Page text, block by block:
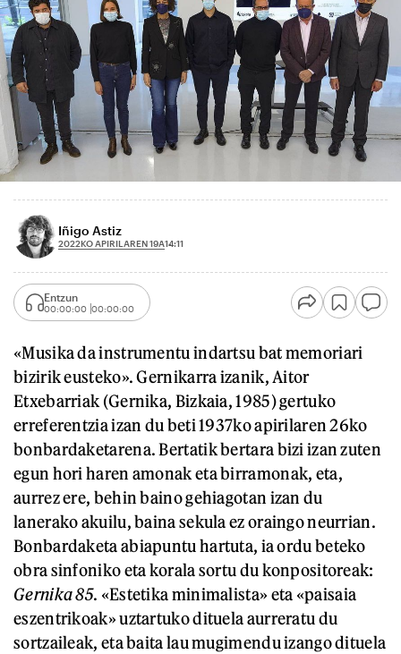
Iñigo Astiz
2022KO APIRILAREN 19A14:11
Entzun
00:00:00 00:00:00
«Musika da instrumentu indartsu bat memoriari
bizirik eusteko». Gernikarra izanik, Aitor
Etxebarriak (Gernika, Bizkaia, 1985) gertuko
erreferentzia izan du beti 1937ko apirilaren 26ko
bonbardaketarena. Bertatik bertara bizi izan zuten
egun hori haren amonak eta birramonak, eta,
aurrez ere, behin baino gehiagotan izan du
lanerako akuilu, baina sekula ez oraingo neurrian.
Bonbardaketa abiapuntu hartuta, ia ordu beteko
obra sinfoniko eta korala sortu du konpositoreak:
Gernika 85. «Estetika minimalista» eta «paisaia
eszentrikoak» uztartuko dituela aurreratu du
sortzaileak, eta baita lau mugimendu izango dituela